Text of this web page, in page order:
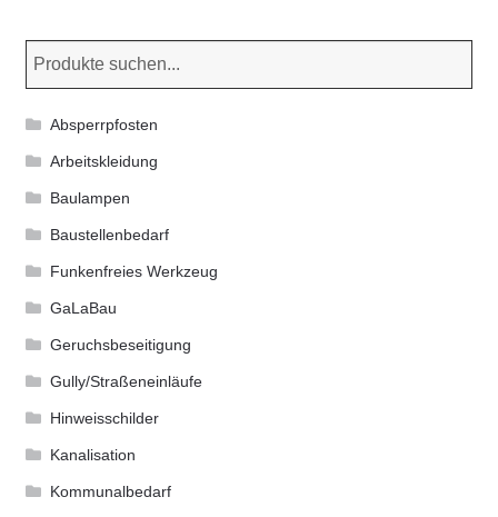
Absperrpfosten
Arbeitskleidung
Baulampen
Baustellenbedarf
Funkenfreies Werkzeug
GaLaBau
Geruchsbeseitigung
Gully/Straßeneinläufe
Hinweisschilder
Kanalisation
Kommunalbedarf